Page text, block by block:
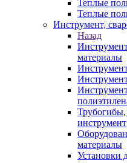
Теплые
Теплые
Инструмент,
Назад
материалы
Трубогибы,
инструмент
материалы
Установки